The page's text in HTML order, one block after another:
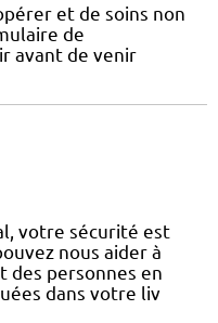
et de soins non
de
avant de venir
votre sécurité est
nous aider à
des personnes en
dans votre liv